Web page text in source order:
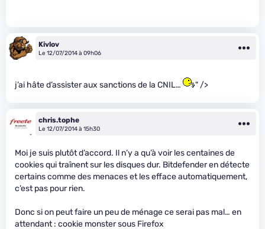
Kivlov
Le 12/07/2014 à 09h06
j’ai hâte d’assister aux sanctions de la CNIL… " />
chris.tophe
Le 12/07/2014 à 15h30
Moi je suis plutôt d’accord. Il n’y a qu’à voir les centaines de
cookies qui traînent sur les disques dur. Bitdefender en détecte
certains comme des menaces et les efface automatiquement,
c’est pas pour rien.
Donc si on peut faire un peu de ménage ce serai pas mal… en
attendant : cookie monster sous Firefox